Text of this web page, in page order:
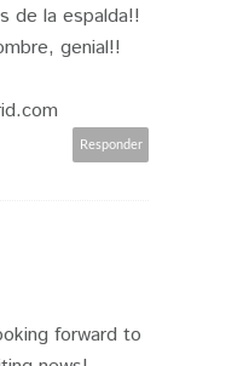
de la espalda!!
genial!!
Responder
forward to